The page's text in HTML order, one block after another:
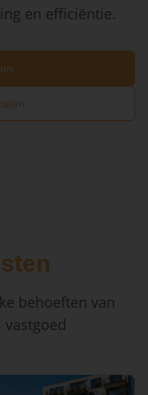
en efficiëntie.
behoeften van